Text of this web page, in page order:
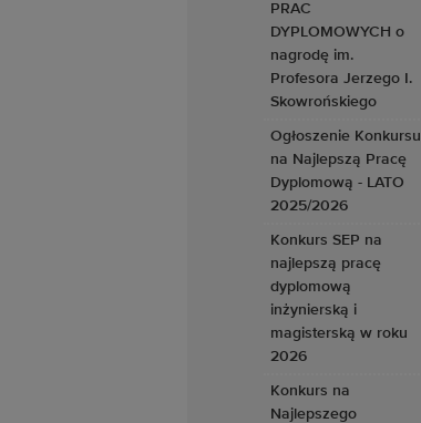
PRAC
DYPLOMOWYCH o
nagrodę im.
Profesora Jerzego I.
Skowrońskiego
Ogłoszenie Konkursu
na Najlepszą Pracę
Dyplomową - LATO
2025/2026
Konkurs SEP na
najlepszą pracę
dyplomową
inżynierską i
magisterską w roku
2026
Konkurs na
Najlepszego